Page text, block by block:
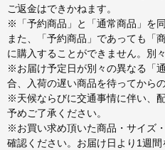
ご返金はできかねます。
※「予約商品」と「通常商品」を
また、「予約商品」であっても「
に購入することができません。別
※お届け予定日が別々の異なる「
合、入荷の遅い商品を待ってから
※天候ならびに交通事情に伴い、
予めご了承ください。
※お買い求め頂いた商品・サイズ
確認ください。お届け日より1週